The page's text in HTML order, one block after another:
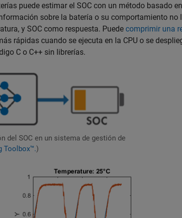
puede estimar el SOC con un método basado
sobre la batería o su comportamiento no
y SOC como respuesta. Puede comprimir una
rápidas cuando se ejecuta en la CPU o se
C o C++ sin librerías.
del SOC en un sistema de gestión de
Toolbox™.)